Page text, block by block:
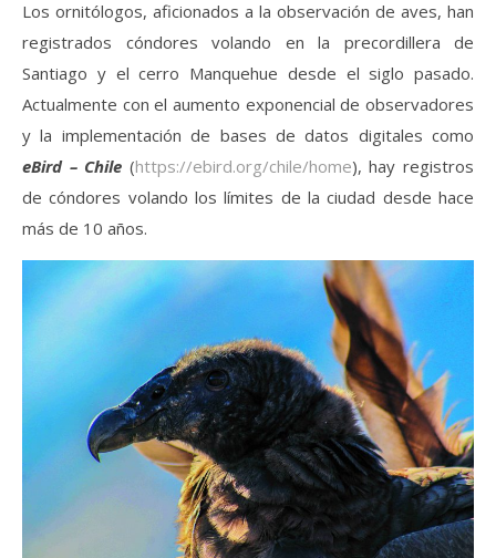
Los ornitólogos, aficionados a la observación de aves, han
registrados cóndores volando en la precordillera de
Santiago y el cerro Manquehue desde el siglo pasado.
Actualmente con el aumento exponencial de observadores
y la implementación de bases de datos digitales como
eBird – Chile (https://ebird.org/chile/home), hay registros
de cóndores volando los límites de la ciudad desde hace
más de 10 años.